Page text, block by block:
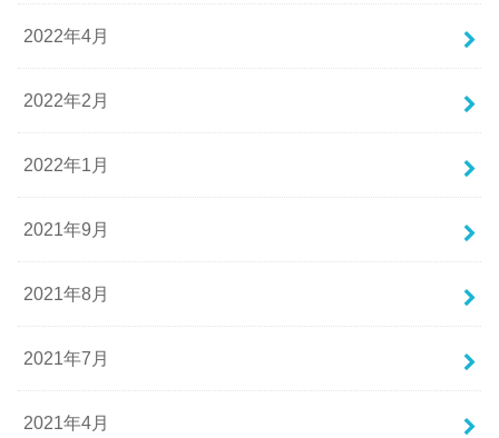
2022年4月
2022年2月
2022年1月
2021年9月
2021年8月
2021年7月
2021年4月